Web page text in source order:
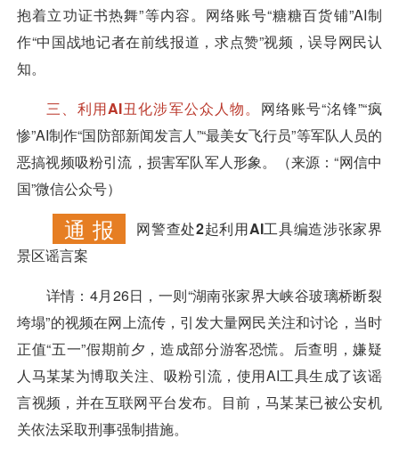
抱着立功证书热舞”等内容。网络账号“糖糖百货铺”AI制
作“中国战地记者在前线报道，求点赞”视频，误导网民认
知。
三、利用AI丑化涉军公众人物。 网络账号“洺锋”“疯
惨”AI制作“国防部新闻发言人”“最美女飞行员”等军队人员的
恶搞视频吸粉引流，损害军队军人形象。（来源：“网信中
国”微信公众号）
通 报
网警查处2起利用AI工具编造涉张家界
景区谣言案
详情： 4月26日，一则“湖南张家界大峡谷玻璃桥断裂
垮塌”的视频在网上流传，引发大量网民关注和讨论，当时
正值“五一”假期前夕，造成部分游客恐慌。后查明，嫌疑
人马某某为博取关注、吸粉引流，使用AI工具生成了该谣
言视频，并在互联网平台发布。目前，马某某已被公安机
关依法采取刑事强制措施。